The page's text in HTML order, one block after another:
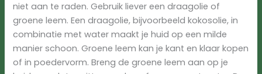
niet aan te raden. Gebruik liever een draagolie of
groene leem. Een draagolie, bijvoorbeeld kokosolie, in
combinatie met water maakt je huid op een milde
manier schoon. Groene leem kan je kant en klaar kopen
of in poedervorm. Breng de groene leem aan op je